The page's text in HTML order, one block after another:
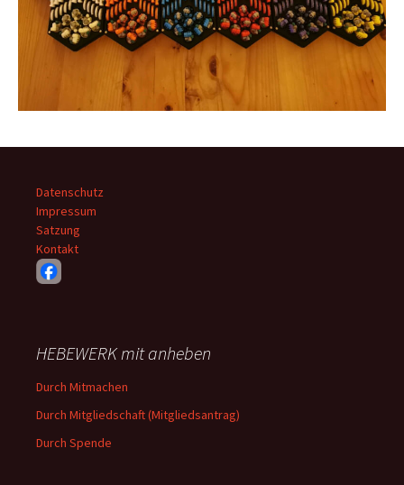
Datenschutz
Impressum
Satzung
Kontakt
HEBEWERK mit anheben
Durch Mitmachen
Durch Mitgliedschaft (Mitgliedsantrag)
Durch Spende